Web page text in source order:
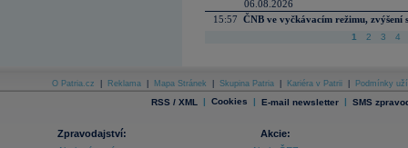
06.08.2026
15:57 ČNB ve vyčkávacím režimu, zvýšení
1 2 3 4
O Patria.cz Reklama Mapa Stránek Skupina Patria Kariéra v Patrii Podmínky
RSS / XML | Cookies | E-mail newsletter | SMS
Zpravodajství:
Akcie: